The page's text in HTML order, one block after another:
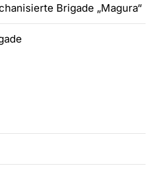
Brigade „Magura“